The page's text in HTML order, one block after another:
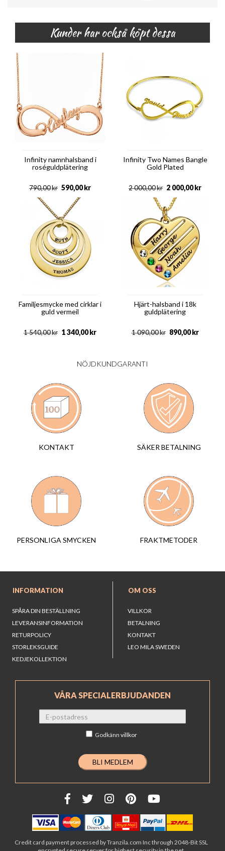
Kunder har också köpt dessa
Infinity namnhalsband i
roséguldplätering
kr
790,00 kr
590,00
Infinity Two Names Bangle
Gold Plated
kr
2 000,00 kr
2 000,00
Familjesmycke med cirklar i
guld vermeil
kr
1 540,00 kr
1 340,00
Hjärt-halsband i 18k
guldplätering
kr
1 090,00 kr
890,00
NÖJDKUNDGARANTI
KONTAKT SÄKER BETALNING
PERSONLIGA SMYCKEN FRAKTMETODER
INFORMATION
SPÅRA DIN BESTÄLLNING
LEVERANSINFORMATION
RETURPOLICY
STORLEKSGUIDE
KEDJEKOLLEKTION
OM OSS
VILLKOR
BETALNING
KONTAKT
LEO MILA SWEDEN
VÅRA SPECIALERBJUDANDEN
Godkänn villkor
Credit card payment processed by Tranzila.com Inc through 2048-Bit SSL